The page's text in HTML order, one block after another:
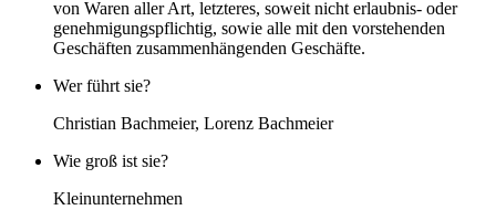
von Waren aller Art, letzteres, soweit nicht erlaubnis- oder
genehmigungspflichtig, sowie alle mit den vorstehenden
Geschäften zusammenhängenden Geschäfte.
Wer führt sie?
Christian Bachmeier, Lorenz Bachmeier
Wie groß ist sie?
Kleinunternehmen